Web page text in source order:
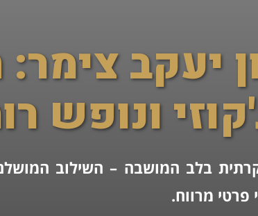
יעקב
ונופש
בלב המושבה – השילוב
פרטי מרווח.